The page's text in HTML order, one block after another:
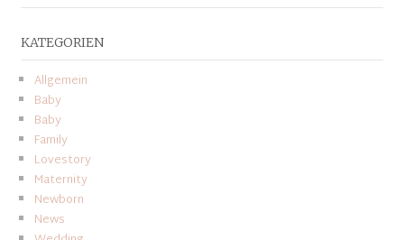
KATEGORIEN
Allgemein
Baby
Baby
Family
Lovestory
Maternity
Newborn
News